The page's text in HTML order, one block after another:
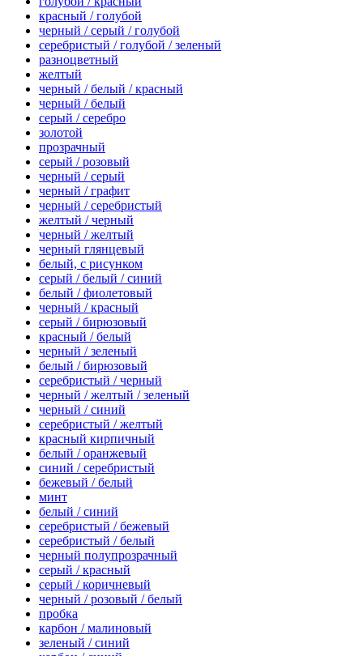
красный / голубой
черный / серый / голубой
серебристый / голубой / зеленый
разноцветный
желтый
черный / белый / красный
черный / белый
серый / серебро
золотой
прозрачный
серый / розовый
черный / серый
черный / графит
черный / серебристый
желтый / черный
черный / желтый
черный глянцевый
белый, с рисунком
серый / белый / синий
белый / фиолетовый
черный / красный
серый / бирюзовый
красный / белый
черный / зеленый
белый / бирюзовый
серебристый / черный
черный / желтый / зеленый
черный / синий
серебристый / желтый
красный кирпичный
белый / оранжевый
синий / серебристый
бежевый / белый
минт
белый / синий
серебристый / бежевый
серебристый / белый
черный полупрозрачный
серый / красный
серый / коричневый
черный / розовый / белый
пробка
карбон / малиновый
зеленый / синий